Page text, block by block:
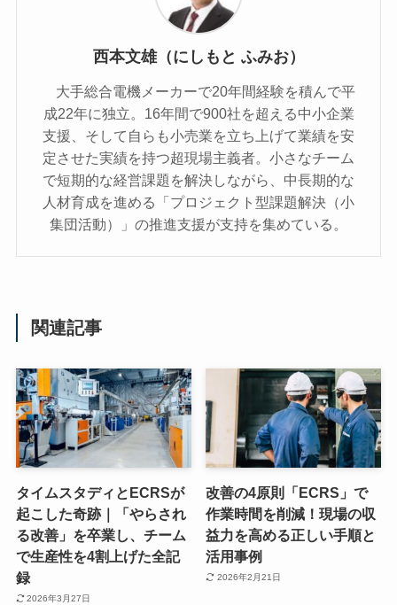
西本文雄（にしもと ふみお）
大手総合電機メーカーで20年間経験を積んで平
成22年に独立。16年間で900社を超える中小企業
支援、そして自らも小売業を立ち上げて業績を安
定させた実績を持つ超現場主義者。小さなチーム
で短期的な経営課題を解決しながら、中長期的な
人材育成を進める「プロジェクト型課題解決（小
集団活動）」の推進支援が支持を集めている。
関連記事
タイムスタディとECRSが
起こした奇跡｜「やらされ
る改善」を卒業し、チーム
で生産性を4割上げた全記
録
2026年3月27日
改善の4原則「ECRS」で
作業時間を削減！現場の収
益力を高める正しい手順と
活用事例
2026年2月21日